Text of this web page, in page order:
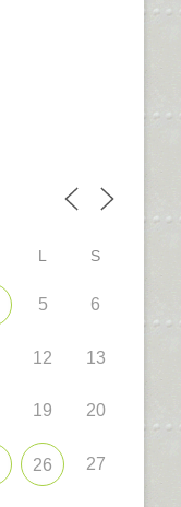
L S
5 6
12 13
19 20
26 27